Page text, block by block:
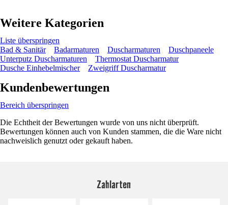
Weitere Kategorien
Liste überspringen
Bad & Sanitär
Badarmaturen Duscharmaturen
Duschpaneele
Unterputz Duscharmaturen
Thermostat Duscharmatur
Dusche Einhebelmischer
Zweigriff Duscharmatur
Kundenbewertungen
Bereich überspringen
Die Echtheit der Bewertungen wurde von uns nicht überprüft.
Bewertungen können auch von Kunden stammen, die die Ware nicht
nachweislich genutzt oder gekauft haben.
Zahlarten